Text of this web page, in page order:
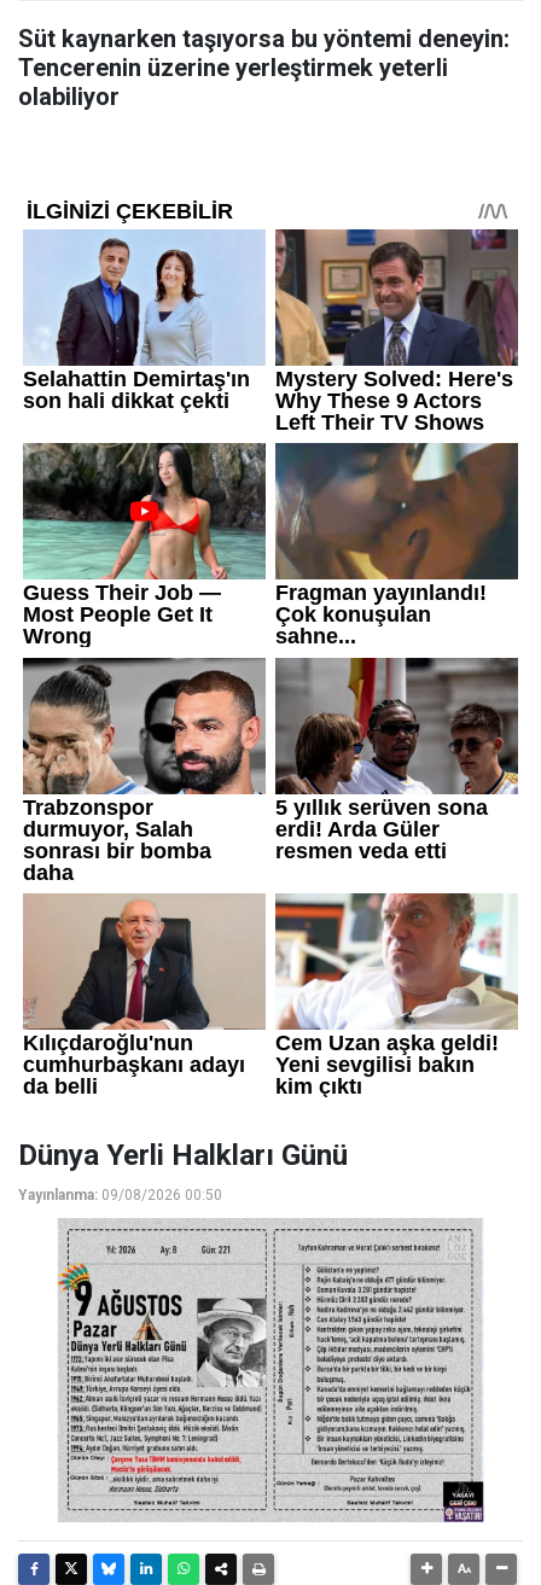
Süt kaynarken taşıyorsa bu yöntemi deneyin:
Tencerenin üzerine yerleştirmek yeterli
olabiliyor
Dünya Yerli Halkları Günü
Yayınlanma: 09/08/2026 00:50